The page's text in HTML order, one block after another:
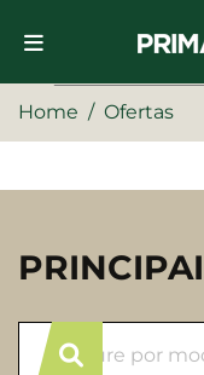
Home Ofertas